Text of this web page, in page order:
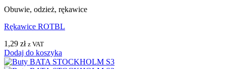
Obuwie, odzież, rękawice
Rękawice ROTBL
1,29 zł z VAT
Dodaj do koszyka